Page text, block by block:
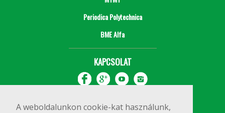
A weboldalunkon cookie-kat használunk,
Periodica Polytechnica
BME Alfa
KAPCSOLAT